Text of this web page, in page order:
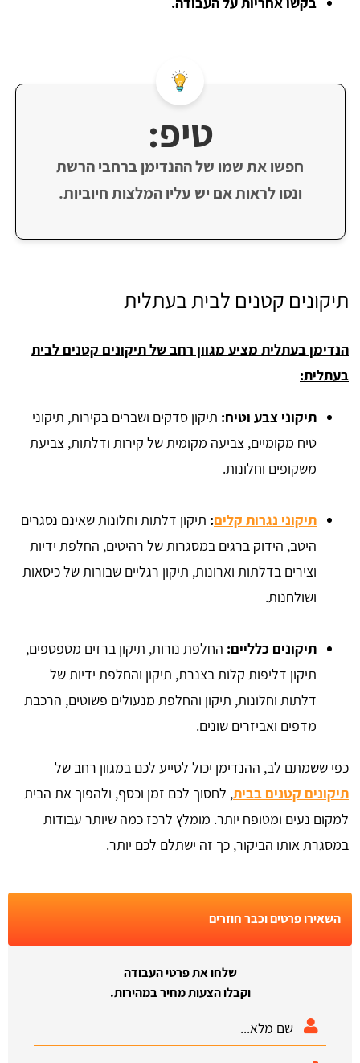
טיפ:
חפשו את שמו של ההנדימן ברחבי הרשת
ונסו לראות אם יש עליו המלצות חיוביות.
תיקונים קטנים לבית בעתלית
הנדימן בעתלית מציע מגוון רחב של תיקונים קטנים לבית
בעתלית:
תיקוני צבע וטיח: תיקון סדקים ושברים בקירות, תיקוני
טיח מקומיים, צביעה מקומית של קירות ודלתות, צביעת
משקופים וחלונות.
תיקוני נגרות קלים: תיקון דלתות וחלונות שאינם נסגרים
היטב, הידוק ברגים במסגרות של רהיטים, החלפת ידיות
וצירים בדלתות וארונות, תיקון רגליים שבורות של כיסאות
ושולחנות.
תיקונים כלליים: החלפת נורות, תיקון ברזים מטפטפים,
תיקון דליפות קלות בצנרת, תיקון והחלפת ידיות של
דלתות וחלונות, תיקון והחלפת מנעולים פשוטים, הרכבת
מדפים ואביזרים שונים.
כפי ששמתם לב, ההנדימן יכול לסייע לכם במגוון רחב של
תיקונים קטנים בבית, לחסוך לכם זמן וכסף, ולהפוך את הבית
למקום נעים ומטופח יותר. מומלץ לרכז כמה שיותר עבודות
במסגרת אותו הביקור, כך זה ישתלם לכם יותר.
השאירו פרטים וכבר חוזרים
שלחו את פרטי העבודה
וקבלו הצעות מחיר במהירות.